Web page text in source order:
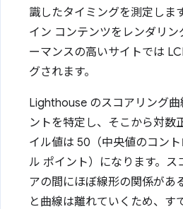
識したタイミングを測定しま
イン コンテンツをレンダリ
ーマンスの高いサイトでは
グされます。
Lighthouse のスコアリング
ントを特定し、そこから対数
イル値は 50（中央値のコン
ル ポイント）になります。
アの間にほぼ線形の関係があ
と曲線は離れていくため、す